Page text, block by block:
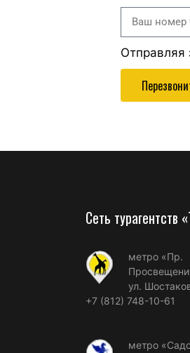
Отправляя
Сеть турагентств
метро «Пр.
ул.
+7 (812) 748-10-61
метро